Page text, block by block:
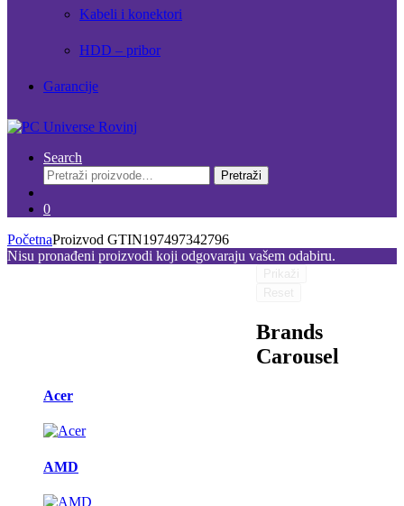
Kabeli i konektori
HDD – pribor
Garancije
Search
Pretraži:
Pretraži
0
PočetnaProizvod GTIN197497342796
Nisu pronađeni proizvodi koji odgovaraju vašem odabiru.
Brands
Carousel
Acer
AMD